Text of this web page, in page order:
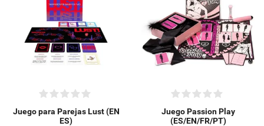
Juego para Parejas Lust (EN
ES)
Juego Passion Play
(ES/EN/FR/PT)